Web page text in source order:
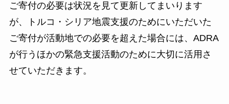
ご寄付の必要は状況を見て更新してまいります
が、トルコ・シリア地震支援のためにいただいた
ご寄付が活動地での必要を超えた場合には、ADRA
が行うほかの緊急支援活動のために大切に活用さ
せていただきます。